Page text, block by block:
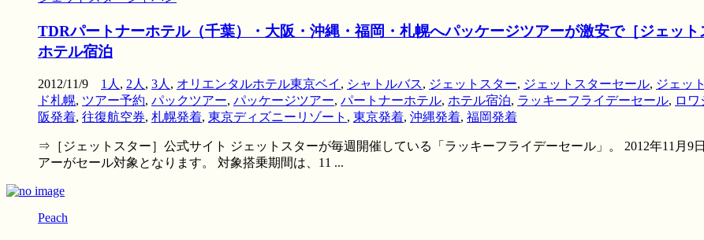
TDRパートナーホテル（千葉）・大阪・沖縄・福岡・札幌へパッケージツアーが激安で［ジェッ
ホテル宿泊
2012/11/9 1人 , 2人 , 3人 , オリエンタルホテル東京ベイ , シャトルバス, ジェットスター, ジェットスターセール, ジェッ
ド札幌, ツアー予約, パックツアー, パッケージツアー, パートナーホテル, ホテル宿泊, ラッキーフライデーセール, ロ
阪発着, 往復航空券, 札幌発着, 東京ディズニーリゾート , 東京発着, 沖縄発着, 福岡発着
⇒［ジェットスター］公式サイト ジェットスターが毎週開催している「ラッキーフライデーセール」。 2012年11月
アーがセール対象となります。 対象搭乗期間は、11 ...
Peach